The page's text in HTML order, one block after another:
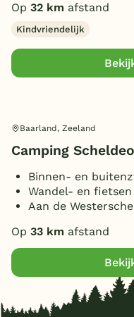
Op 32 km afstand
Kindvriendelijk
Baarland, Zeeland
Camping
Binnen- en
Wandel- en
Aan de
Op 33 km afstand